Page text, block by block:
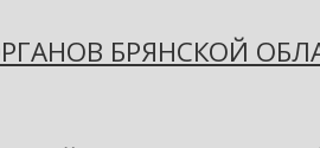
БРЯНСКОЙ